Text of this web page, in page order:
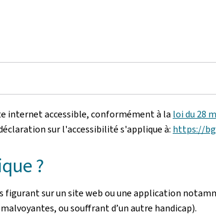
internet accessible, conformément à la loi du 28
sur l'accessibilité s'applique à: https://
?
sur un site web ou une application
ou souffrant d’un autre handicap).